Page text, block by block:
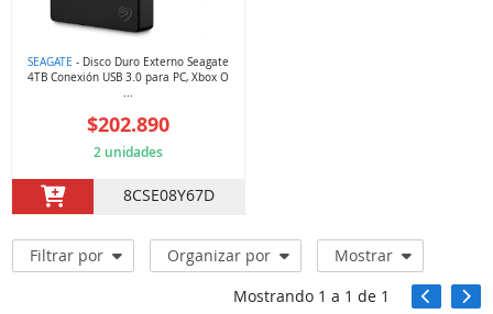
SEAGATE - Disco Duro Externo Seagate
4TB Conexión USB 3.0 para PC, Xbox O
...
$202.890
2 unidades
8CSE08Y67D
Filtrar por Organizar por
Mostrar
Mostrando 1 a 1 de 1